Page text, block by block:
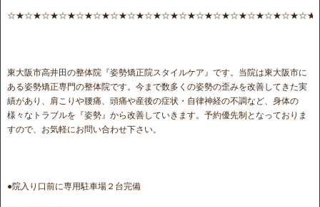
東大阪市高井田の整体院『姿勢矯正院スタイルケア』です。当院は東大阪市に
ある姿勢矯正専門の整体院です。今まで数多くの姿勢の歪みを改善してきた実
績があり、肩こりや腰痛、頭痛や産後の症状・自律神経の不調など、身体の
様々なトラブルを『姿勢』から改善していきます。予約優先制となっておりま
すので、お気軽にお問い合わせ下さい。
●院入り口前に専用駐車場２台完備